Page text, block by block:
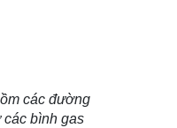
các đường
các bình gas